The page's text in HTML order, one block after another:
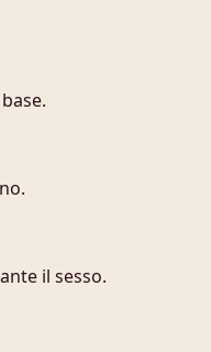
il sesso.